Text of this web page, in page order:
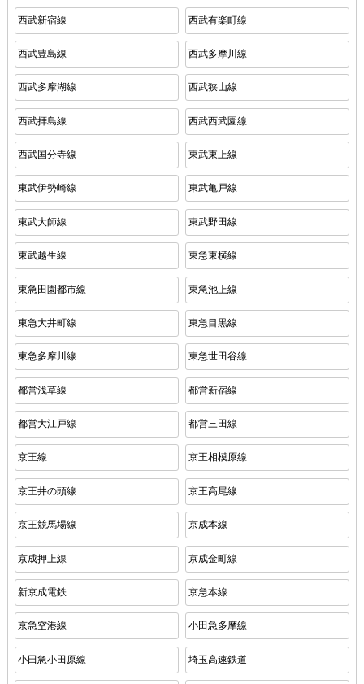
西武新宿線 西武有楽町線
西武豊島線 西武多摩川線
西武多摩湖線 西武狭山線
西武拝島線 西武西武園線
西武国分寺線 東武東上線
東武伊勢崎線 東武亀戸線
東武大師線 東武野田線
東武越生線 東急東横線
東急田園都市線 東急池上線
東急大井町線 東急目黒線
東急多摩川線 東急世田谷線
都営浅草線 都営新宿線
都営大江戸線 都営三田線
京王線 京王相模原線
京王井の頭線 京王高尾線
京王競馬場線 京成本線
京成押上線 京成金町線
新京成電鉄 京急本線
京急空港線 小田急多摩線
小田急小田原線 埼玉高速鉄道